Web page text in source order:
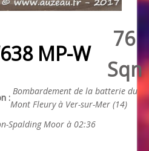
MP-W
76
Sqn
:
Bombardement de la batterie du
Mont Fleury à Ver-sur-Mer (14)
Spalding Moor à 02:36